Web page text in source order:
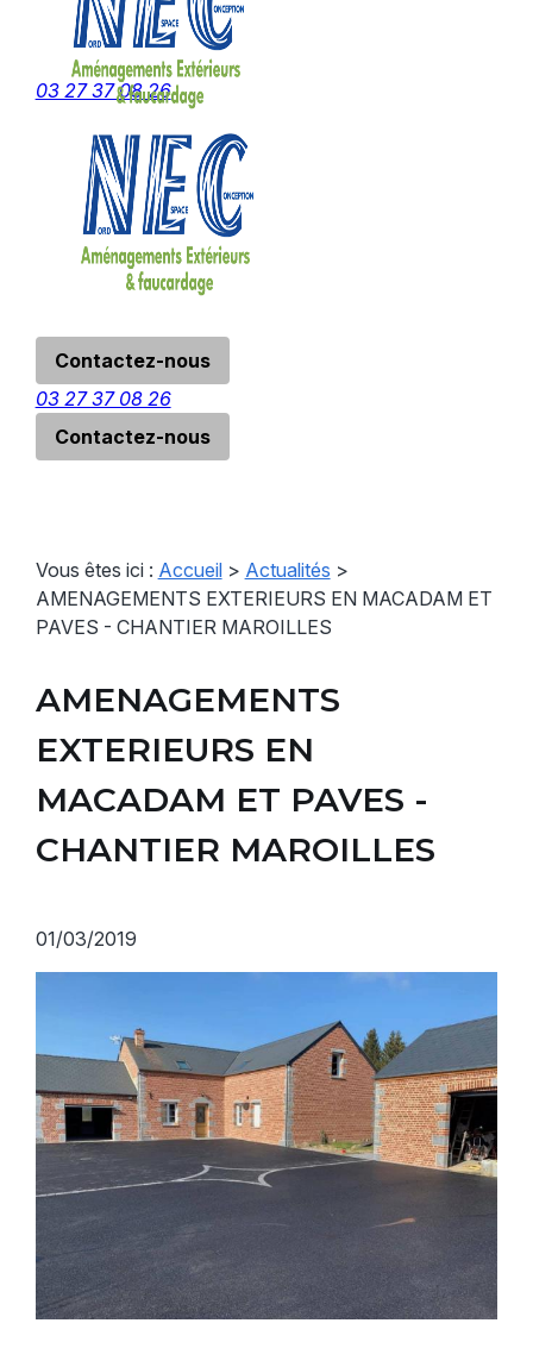
03 27 37 08 26
Contactez-nous
03 27 37 08 26
Contactez-nous
Vous êtes ici : Accueil> Actualités >
AMENAGEMENTS EXTERIEURS EN MACADAM ET
PAVES - CHANTIER MAROILLES
AMENAGEMENTS
EXTERIEURS EN
MACADAM ET PAVES -
CHANTIER MAROILLES
01/03/2019
Panneau de gestion des cookies